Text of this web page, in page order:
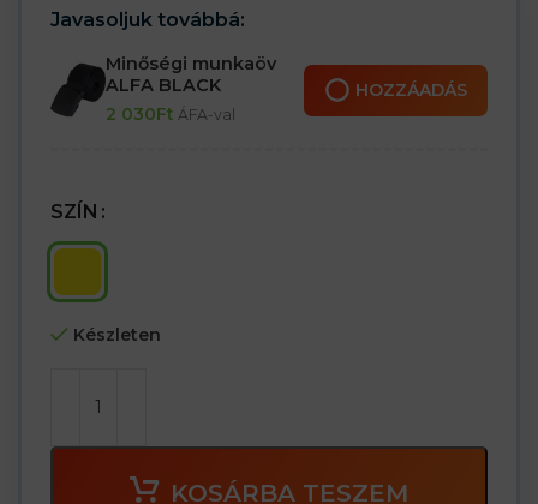
Javasoljuk továbbá:
Minőségi munkaöv
ALFA BLACK
2 030Ft ÁFA-val
HOZZÁADÁS
SZÍN
Készleten
KOSÁRBA TESZEM